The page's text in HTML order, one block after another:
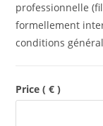
professionnelle
formellement
conditions
Price( € )